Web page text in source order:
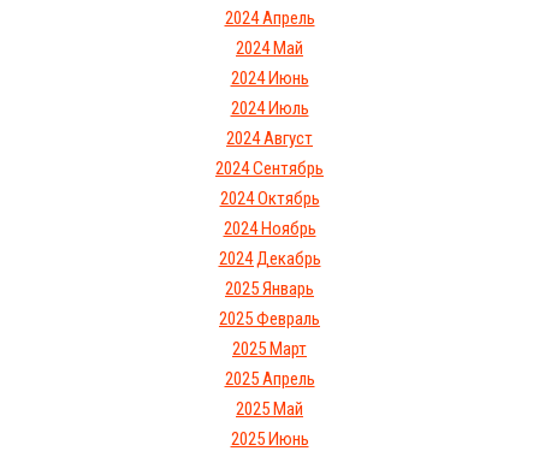
2024 Апрель
2024 Май
2024 Июнь
2024 Июль
2024 Август
2024 Сентябрь
2024 Октябрь
2024 Ноябрь
2024 Декабрь
2025 Январь
2025 Февраль
2025 Март
2025 Апрель
2025 Май
2025 Июнь